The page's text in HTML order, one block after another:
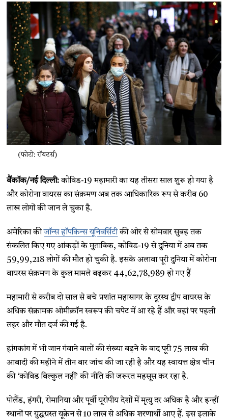
(फोटो: रॉयटर्स)
बैंकॉक/नई दिल्ली:कोविड-19 महामारी का यह तीसरा साल शुरू हो गया है
और कोरोना वायरस का संक्रमण अब तक आधिकारिक रूप से करीब 60
लाख लोगों की जान ले चुका है.
अमेरिका कीजॉन्स हॉपकिन्स यूनिवर्सिटीकी ओर से सोमवार सुबह तक
संकलित किए गए आंकड़ों के मुताबिक, कोविड-19 से दुनिया में अब तक
59,99,218 लोगों की मौत हो चुकी है. इसके अलावा पूरी दुनिया में कोरोना
वायरस संक्रमण के कुल मामले बढ़कर 44,62,78,989 हो गए हैं
महामारी से करीब दो साल से बचे प्रशांत महासागर के दूरस्थ द्वीप वायरस के
अधिक संक्रामक ओमीक्रॉन स्वरूप की चपेट में आ रहे हैं और वहां पर पहली
लहर और मौत दर्ज की गई है.
हांगकांग में भी जान गंवाने वालों की संख्या बढ़ने के बाद पूरी 75 लाख की
आबादी की महीने में तीन बार जांच की जा रही है और यह स्वायत्त क्षेत्र चीन
की ‘कोविड बिल्कुल नहीं’ की नीति की जरूरत महसूस कर रहा है.
पोलैंड, हंगरी, रोमानिया और पूर्वी यूरोपीय देशों में मृत्यु दर अधिक है और इन्हीं
स्थानों पर युद्धग्रस्त यूक्रेन से 10 लाख से अधिक शरणार्थी आए हैं. इस इलाके